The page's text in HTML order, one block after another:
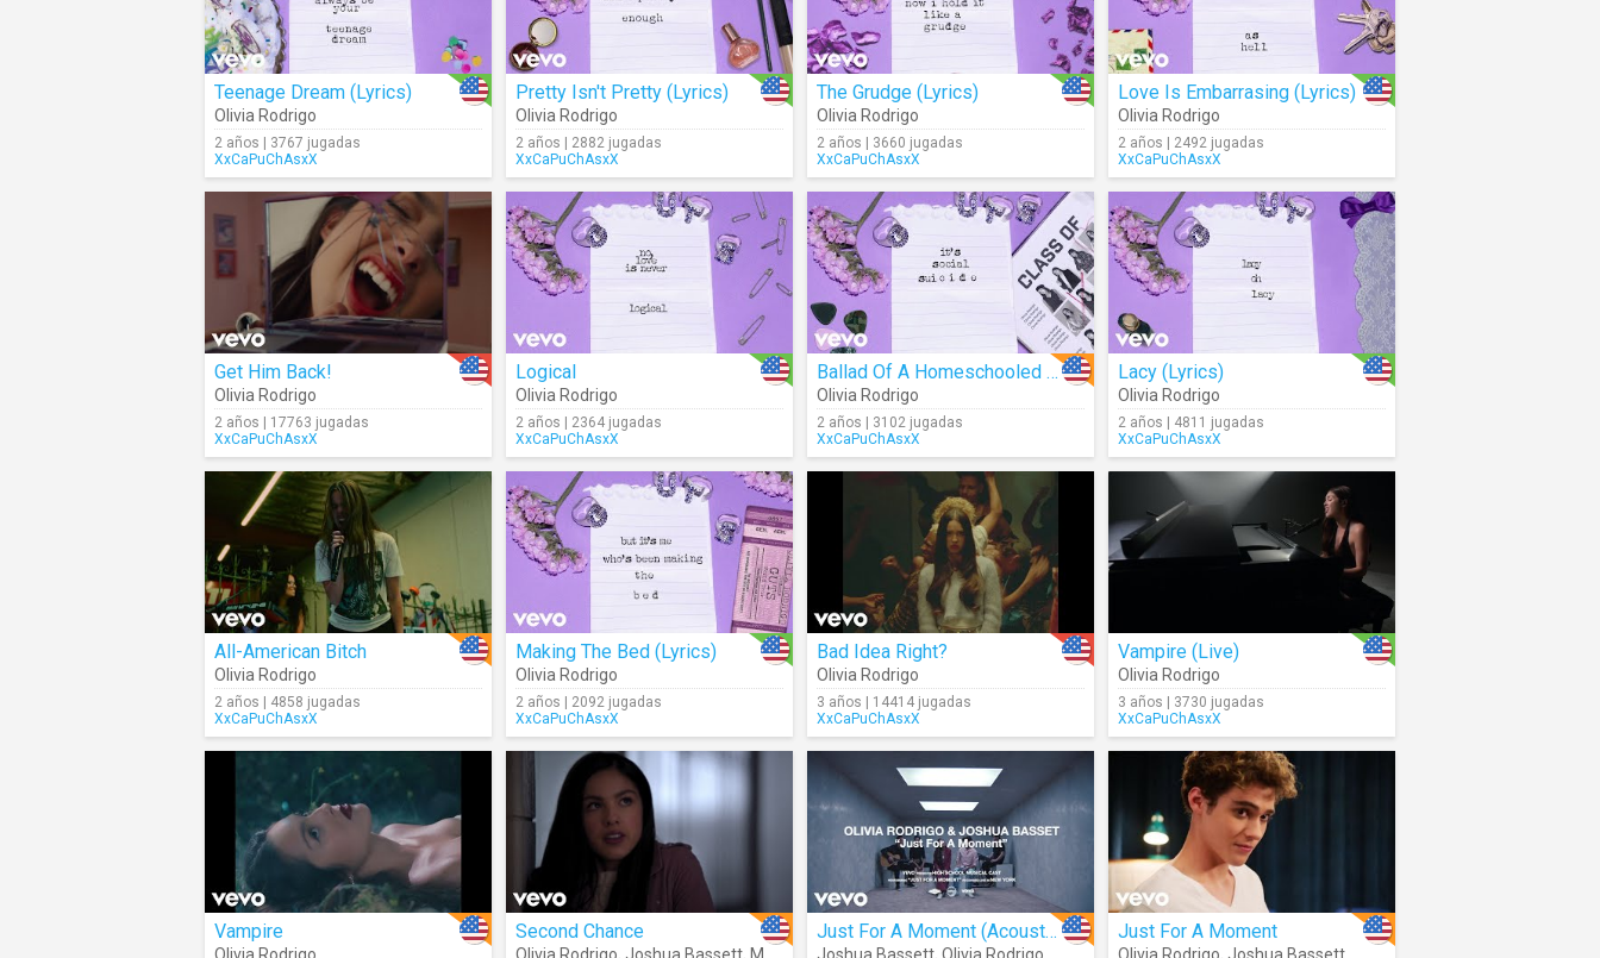
Teenage Dream (Lyrics)
Olivia Rodrigo
2 años | 3767 jugadas
XxCaPuChAsxX
Pretty Isn't Pretty (Lyrics)
Olivia Rodrigo
2 años | 2882 jugadas
XxCaPuChAsxX
The Grudge (Lyrics)
Olivia Rodrigo
2 años | 3660 jugadas
XxCaPuChAsxX
Love Is Embarrasing (Lyrics)
Olivia Rodrigo
2 años | 2492 jugadas
XxCaPuChAsxX
Get Him Back!
Olivia Rodrigo
2 años | 17763 jugadas
XxCaPuChAsxX
Logical
Olivia Rodrigo
2 años | 2364 jugadas
XxCaPuChAsxX
Ballad Of A Homeschooled Girl (Lyrics)
Olivia Rodrigo
2 años | 3102 jugadas
XxCaPuChAsxX
Lacy (Lyrics)
Olivia Rodrigo
2 años | 4811 jugadas
XxCaPuChAsxX
All-American Bitch
Olivia Rodrigo
2 años | 4858 jugadas
XxCaPuChAsxX
Making The Bed (Lyrics)
Olivia Rodrigo
2 años | 2092 jugadas
XxCaPuChAsxX
Bad Idea Right?
Olivia Rodrigo
3 años | 14414 jugadas
XxCaPuChAsxX
Vampire (Live)
Olivia Rodrigo
3 años | 3730 jugadas
XxCaPuChAsxX
Vampire Second Chance Just For A Moment (Acoustic) Just For A Moment